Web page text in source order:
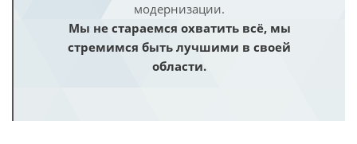
модернизации.
Мы не стараемся охватить всё, мы
стремимся быть лучшими в своей
области.